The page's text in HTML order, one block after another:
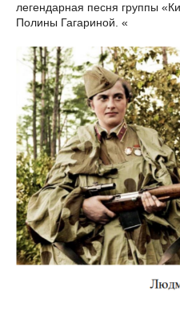
легендарная песня группы
Полины Гагариной. «